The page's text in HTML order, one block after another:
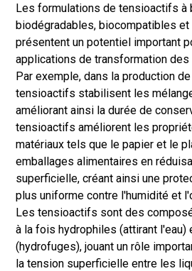
Les formulations de tensioactifs à
biodégradables, biocompatibles et
présentent un potentiel important
applications de transformation des
Par exemple, dans la production
tensioactifs stabilisent les
améliorant ainsi la durée de
tensioactifs améliorent les
matériaux tels que le papier et le
emballages alimentaires en
superficielle, créant ainsi une
plus uniforme contre l'humidité et
Les tensioactifs sont des
à la fois hydrophiles (attirant l'eau)
(hydrofuges), jouant un rôle
la tension superficielle entre les